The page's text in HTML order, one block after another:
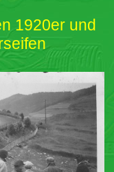
1920er und